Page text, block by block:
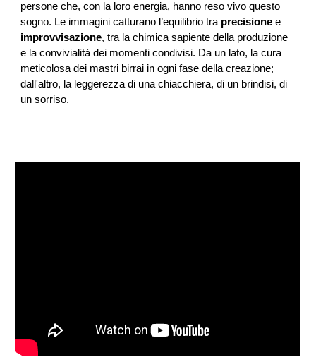
persone che, con la loro energia, hanno reso vivo questo
sogno. Le immagini catturano l’equilibrio tra precisione e
improvvisazione, tra la chimica sapiente della produzione
e la convivialità dei momenti condivisi. Da un lato, la cura
meticolosa dei mastri birrai in ogni fase della creazione;
dall'altro, la leggerezza di una chiacchiera, di un brindisi, di
un sorriso.